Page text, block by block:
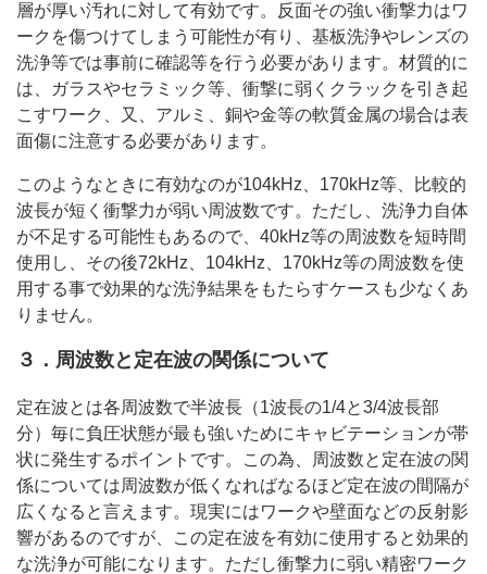
層が厚い汚れに対して有効です。反面その強い衝撃力はワ
ークを傷つけてしまう可能性が有り、基板洗浄やレンズの
洗浄等では事前に確認等を行う必要があります。材質的に
は、ガラスやセラミック等、衝撃に弱くクラックを引き起
こすワーク、又、アルミ、銅や金等の軟質金属の場合は表
面傷に注意する必要があります。
このようなときに有効なのが104kHz、170kHz等、比較的
波長が短く衝撃力が弱い周波数です。ただし、洗浄力自体
が不足する可能性もあるので、40kHz等の周波数を短時間
使用し、その後72kHz、104kHz、170kHz等の周波数を使
用する事で効果的な洗浄結果をもたらすケースも少なくあ
りません。
３．周波数と定在波の関係について
定在波とは各周波数で半波長（1波長の1/4と3/4波長部
分）毎に負圧状態が最も強いためにキャビテーションが帯
状に発生するポイントです。この為、周波数と定在波の関
係については周波数が低くなればなるほど定在波の間隔が
広くなると言えます。現実にはワークや壁面などの反射影
響があるのですが、この定在波を有効に使用すると効果的
な洗浄が可能になります。ただし衝撃力に弱い精密ワーク